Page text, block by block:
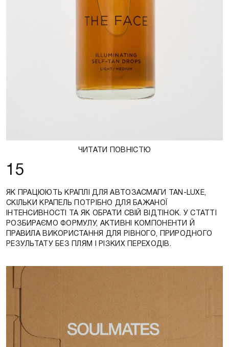
ЧИТАТИ ПОВНІСТЮ
15
ЯК ПРАЦЮЮТЬ КРАПЛІ ДЛЯ АВТОЗАСМАГИ TAN-LUXE,
СКІЛЬКИ КРАПЕЛЬ ПОТРІБНО ДЛЯ БАЖАНОЇ
ІНТЕНСИВНОСТІ ТА ЯК ОБРАТИ СВІЙ ВІДТІНОК. У СТАТТІ
РОЗБИРАЄМО ФОРМУЛУ, АКТИВНІ КОМПОНЕНТИ Й
ПРАВИЛА ВИКОРИСТАННЯ ДЛЯ РІВНОГО, ПРИРОДНОГО
РЕЗУЛЬТАТУ БЕЗ ПЛЯМ І РІЗКИХ ПЕРЕХОДІВ.